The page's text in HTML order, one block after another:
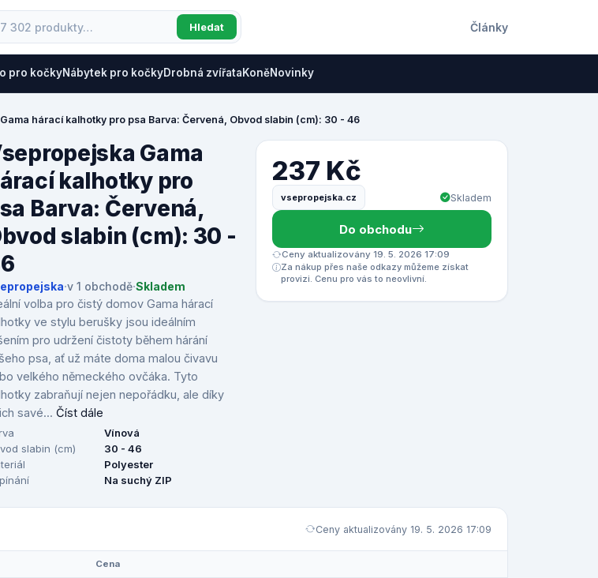
Hledat Články
pro kočkyNábytek pro kočkyDrobná zvířataKoněNovinky
hárací kalhotky pro psa Barva: Červená, Obvod slabin (cm): 30 - 46
Gama
kalhotky pro
Barva: Červená,
slabin (cm): 30 -
·v 1 obchodě·Skladem
volba pro čistý domov Gama hárací
ve stylu berušky jsou ideálním
pro udržení čistoty během hárání
psa, ať už máte doma malou čivavu
velkého německého ovčáka. Tyto
zabraňují nejen nepořádku, ale díky
savé... Číst dále
Vínová
slabin (cm)
30 - 46
Polyester
Na suchý ZIP
237 Kč
vsepropejska.cz Skladem
Do obchodu
Ceny aktualizovány 19. 5. 2026 17:09
Za nákup přes naše odkazy můžeme získat
provizi. Cenu pro vás to neovlivní.
Ceny aktualizovány 19. 5. 2026 17:09
Cena